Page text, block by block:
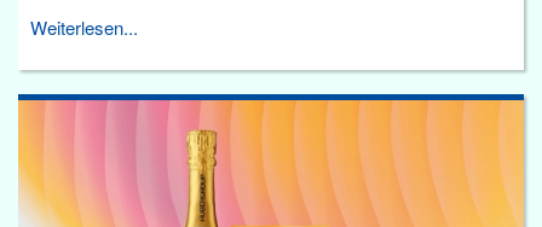
Weiterlesen...